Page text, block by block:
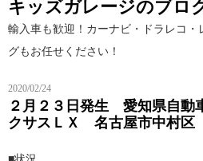
キッズガレージのブロ
輸入車も歓迎！カーナビ・ドラレコ・
グもお任せください！
2020/02/24
２月２３日発生 愛知県自
クサスＬＸ 名古屋市中村区